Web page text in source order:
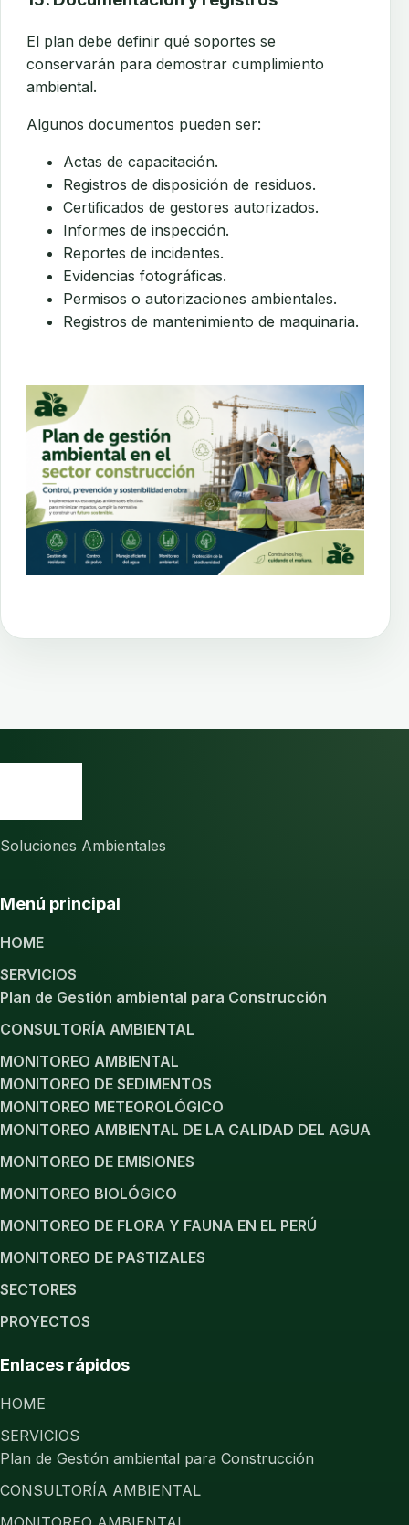
El plan debe definir qué soportes se
conservarán para demostrar cumplimiento
ambiental.
Algunos documentos pueden ser:
Actas de capacitación.
Registros de disposición de residuos.
Certificados de gestores autorizados.
Informes de inspección.
Reportes de incidentes.
Evidencias fotográficas.
Permisos o autorizaciones ambientales.
Registros de mantenimiento de maquinaria.
Soluciones Ambientales
Menú principal
HOME
SERVICIOS
Plan de Gestión ambiental para Construcción
CONSULTORÍA AMBIENTAL
MONITOREO AMBIENTAL
MONITOREO DE SEDIMENTOS
MONITOREO METEOROLÓGICO
MONITOREO AMBIENTAL DE LA CALIDAD DEL AGUA
MONITOREO DE EMISIONES
MONITOREO BIOLÓGICO
MONITOREO DE FLORA Y FAUNA EN EL PERÚ
MONITOREO DE PASTIZALES
SECTORES
PROYECTOS
Enlaces rápidos
HOME
SERVICIOS
Plan de Gestión ambiental para Construcción
CONSULTORÍA AMBIENTAL